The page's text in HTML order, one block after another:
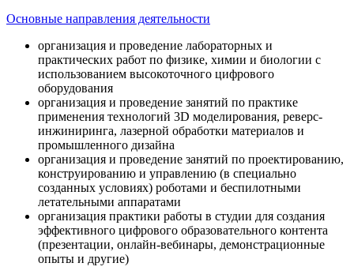
Основные направления деятельности
организация и проведение лабораторных и
практических работ по физике, химии и биологии с
использованием высокоточного цифрового
оборудования
организация и проведение занятий по практике
применения технологий 3D моделирования, реверс-
инжиниринга, лазерной обработки материалов и
промышленного дизайна
организация и проведение занятий по проектированию,
конструированию и управлению (в специально
созданных условиях) роботами и беспилотными
летательными аппаратами
организация практики работы в студии для создания
эффективного цифрового образовательного контента
(презентации, онлайн-вебинары, демонстрационные
опыты и другие)